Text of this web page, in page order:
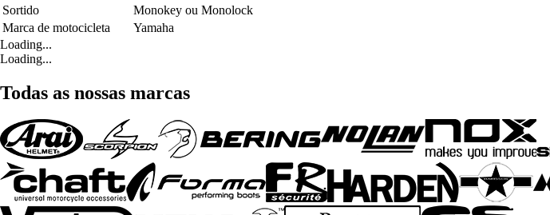
Sortido
Monokey ou Monolock
Marca de motocicleta
Yamaha
Loading...
Loading...
Todas as nossas marcas